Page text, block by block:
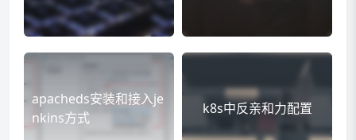
apacheds安装和接入je
nkins方式
k8s中反亲和力配置